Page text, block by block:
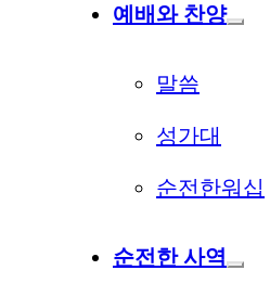
예배와 찬양
말씀
성가대
순전한워십
순전한 사역